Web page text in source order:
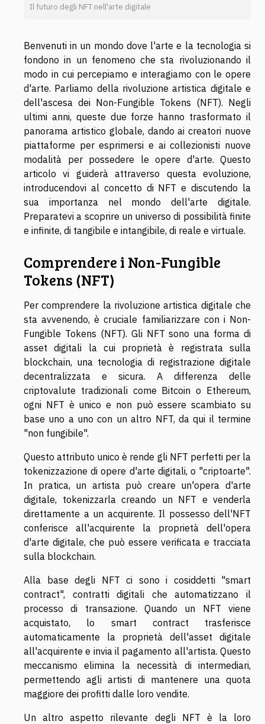
Il futuro degli NFT nell'arte digitale
Benvenuti in un mondo dove l'arte e la tecnologia si
fondono in un fenomeno che sta rivoluzionando il
modo in cui percepiamo e interagiamo con le opere
d'arte. Parliamo della rivoluzione artistica digitale e
dell'ascesa dei Non-Fungible Tokens (NFT). Negli
ultimi anni, queste due forze hanno trasformato il
panorama artistico globale, dando ai creatori nuove
piattaforme per esprimersi e ai collezionisti nuove
modalità per possedere le opere d'arte. Questo
articolo vi guiderà attraverso questa evoluzione,
introducendovi al concetto di NFT e discutendo la
sua importanza nel mondo dell'arte digitale.
Preparatevi a scoprire un universo di possibilità finite
e infinite, di tangibile e intangibile, di reale e virtuale.
Comprendere i Non-Fungible
Tokens (NFT)
Per comprendere la rivoluzione artistica digitale che
sta avvenendo, è cruciale familiarizzare con i Non-
Fungible Tokens (NFT). Gli NFT sono una forma di
asset digitali la cui proprietà è registrata sulla
blockchain, una tecnologia di registrazione digitale
decentralizzata e sicura. A differenza delle
criptovalute tradizionali come Bitcoin o Ethereum,
ogni NFT è unico e non può essere scambiato su
base uno a uno con un altro NFT, da qui il termine
"non fungibile".
Questo attributo unico è rende gli NFT perfetti per la
tokenizzazione di opere d'arte digitali, o "criptoarte".
In pratica, un artista può creare un'opera d'arte
digitale, tokenizzarla creando un NFT e venderla
direttamente a un acquirente. Il possesso dell'NFT
conferisce all'acquirente la proprietà dell'opera
d'arte digitale, che può essere verificata e tracciata
sulla blockchain.
Alla base degli NFT ci sono i cosiddetti "smart
contract", contratti digitali che automatizzano il
processo di transazione. Quando un NFT viene
acquistato, lo smart contract trasferisce
automaticamente la proprietà dell'asset digitale
all'acquirente e invia il pagamento all'artista. Questo
meccanismo elimina la necessità di intermediari,
permettendo agli artisti di mantenere una quota
maggiore dei profitti dalle loro vendite.
Un altro aspetto rilevante degli NFT è la loro